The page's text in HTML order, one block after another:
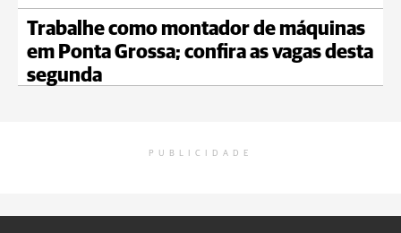
Trabalhe como montador de máquinas
em Ponta Grossa; confira as vagas desta
segunda
PUBLICIDADE